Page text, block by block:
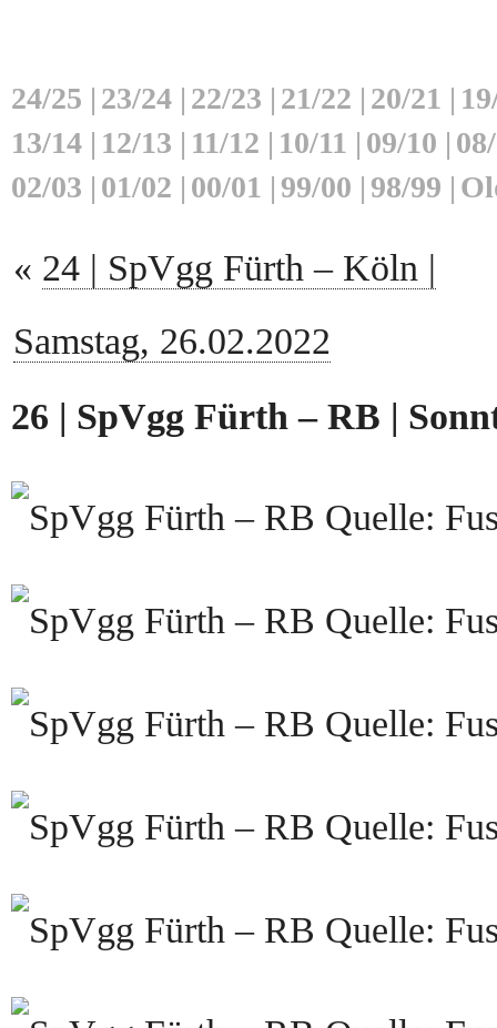
24/25 | 23/24 | 22/23 | 21/22 | 20/21 |
13/14 | 12/13 | 11/12 | 10/11 | 09/10 |
02/03 | 01/02 | 00/01 | 99/00 | 98/99 |
« 24 | SpVgg Fürth – Köln |
Samstag, 26.02.2022
26 | SpVgg Fürth – RB |
Quelle:
Quelle:
Quelle:
Quelle:
Quelle: